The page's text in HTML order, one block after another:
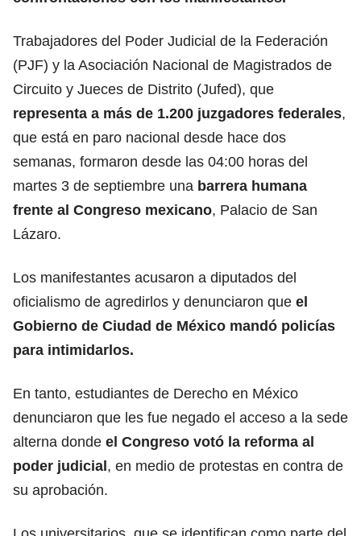
Trabajadores del Poder Judicial de la Federación
(PJF) y la Asociación Nacional de Magistrados de
Circuito y Jueces de Distrito (Jufed), que
representa a más de 1.200 juzgadores federales,
que está en paro nacional desde hace dos
semanas, formaron desde las 04:00 horas del
martes 3 de septiembre una barrera humana
frente al Congreso mexicano, Palacio de San
Lázaro.
Los manifestantes acusaron a diputados del
oficialismo de agredirlos y denunciaron que el
Gobierno de Ciudad de México mandó policías
para intimidarlos.
En tanto, estudiantes de Derecho en México
denunciaron que les fue negado el acceso a la sede
alterna donde el Congreso votó la reforma al
poder judicial, en medio de protestas en contra de
su aprobación.